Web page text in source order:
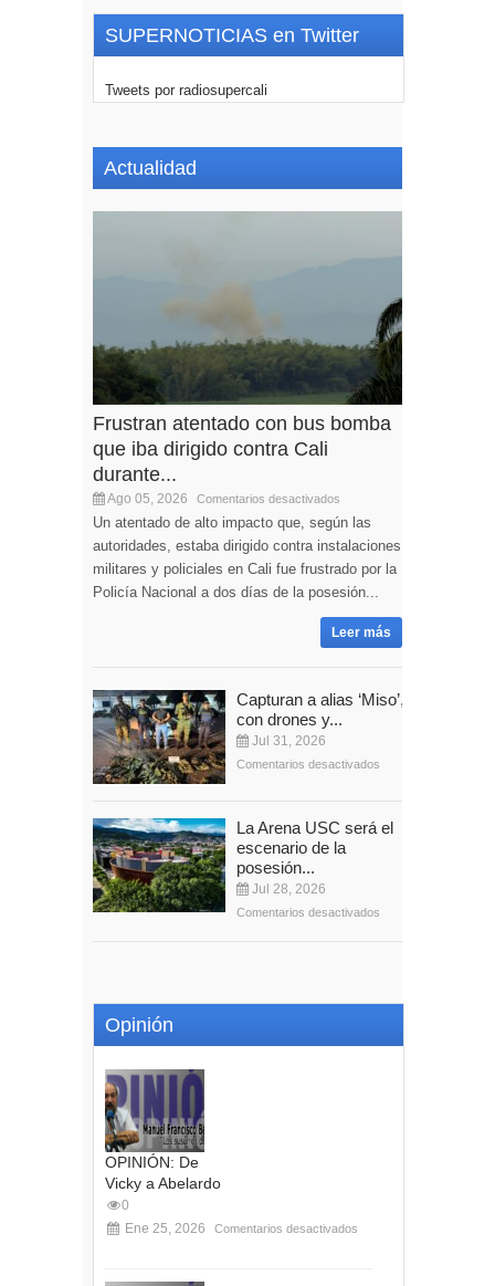
SUPERNOTICIAS en Twitter
Tweets por radiosupercali
Actualidad
Frustran atentado con bus bomba
que iba dirigido contra Cali
durante...
Ago 05, 2026 Comentarios desactivados
Un atentado de alto impacto que, según las
autoridades, estaba dirigido contra instalaciones
militares y policiales en Cali fue frustrado por la
Policía Nacional a dos días de la posesión...
Leer más
Capturan a alias ‘Miso’,
con drones y...
Jul 31, 2026
Comentarios desactivados
La Arena USC será el
escenario de la
posesión...
Jul 28, 2026
Comentarios desactivados
Opinión
OPINIÓN: De
Vicky a Abelardo
0
Ene 25, 2026
Comentarios desactivados